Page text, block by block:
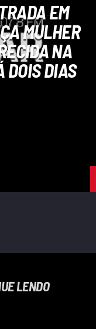
EM
MULHER
NA
DOIS DIAS
LENDO